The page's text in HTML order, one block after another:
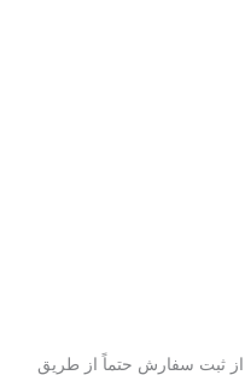
ثبت سفارش حتماً از طریق